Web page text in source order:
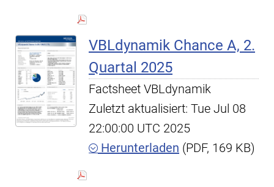
VBLdynamik Chance A, 2.
Quartal 2025
Factsheet VBLdynamik
Zuletzt aktualisiert: Tue Jul 08
22:00:00 UTC 2025
Herunterladen (PDF, 169 KB)